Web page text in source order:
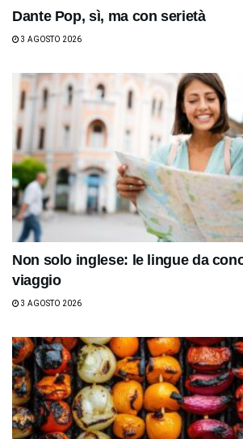
Dante Pop, sì, ma con serietà
3 AGOSTO 2026
Non solo inglese: le lingue da
viaggio
3 AGOSTO 2026